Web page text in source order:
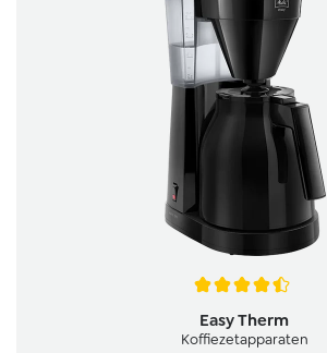
Easy Therm
Koffiezetapparaten